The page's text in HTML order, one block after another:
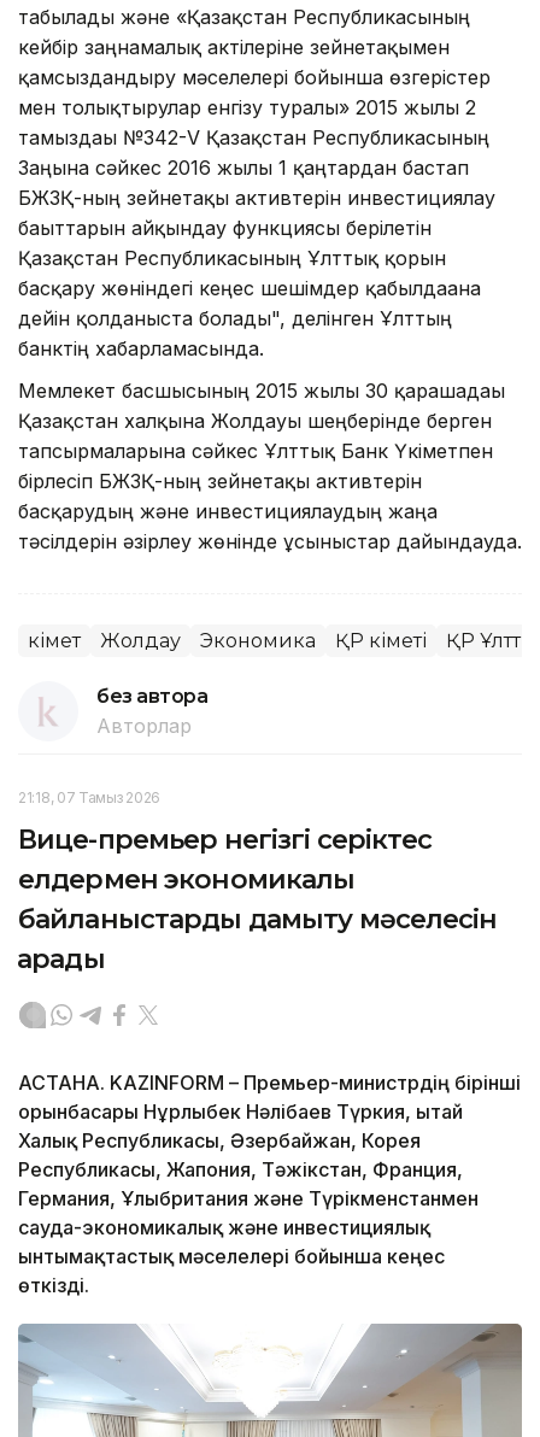
табылады және «Қазақстан Республикасының
кейбір заңнамалық актілеріне зейнетақымен
қамсыздандыру мәселелері бойынша өзгерістер
мен толықтырулар енгізу туралы» 2015 жылғы 2
тамыздағы №342-V Қазақстан Республикасының
Заңына сәйкес 2016 жылғы 1 қаңтардан бастап
БЖЗҚ-ның зейнетақы активтерін инвестициялау
бағыттарын айқындау функциясы берілетін
Қазақстан Республикасының Ұлттық қорын
басқару жөніндегі кеңес шешімдер қабылдағанға
дейін қолданыста болады", делінген Ұлттың
банктің хабарламасында.
Мемлекет басшысының 2015 жылғы 30 қарашадағы
Қазақстан халқына Жолдауы шеңберінде берген
тапсырмаларына сәйкес Ұлттық Банк Үкіметпен
бірлесіп БЖЗҚ-ның зейнетақы активтерін
басқарудың және инвестициялаудың жаңа
тәсілдерін әзірлеу жөнінде ұсыныстар дайындауда.
Үкімет Жолдау Экономика ҚР Үкіметі ҚР
без автора
Авторлар
21:18, 07 Тамыз 2026
Вице-премьер негізгі серіктес
елдермен экономикалық
байланыстарды дамыту мәселесін
қарады
АСТАНА. KAZINFORM – Премьер-министрдің бірінші
орынбасары Нұрлыбек Нәлібаев Түркия, Қытай
Халық Республикасы, Әзербайжан, Корея
Республикасы, Жапония, Тәжікстан, Франция,
Германия, Ұлыбритания және Түрікменстанмен
сауда-экономикалық және инвестициялық
ынтымақтастық мәселелері бойынша кеңес
өткізді.